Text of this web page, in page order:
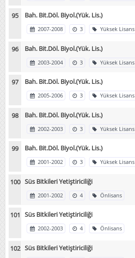
Bah. Bit.Döl. Biyol.(Yük. Lis.)
2007-2008 3 Yüksek Lisans
Bah. Bit.Döl. Biyol.(Yük. Lis.)
2003-2004 3 Yüksek Lisans
Bah. Bit.Döl. Biyol.(Yük. Lis.)
2005-2006 3 Yüksek Lisans
Bah. Bit.Döl. Biyol.(Yük. Lis.)
2002-2003 3 Yüksek Lisans
Bah. Bit.Döl. Biyol.(Yük. Lis.)
2001-2002 3 Yüksek Lisans
Süs Bitkileri Yetiştiriciliği
2001-2002 4 Önlisans
Süs Bitkileri Yetiştiriciliği
2002-2003 4 Önlisans
Süs Bitkileri Yetiştiriciliği